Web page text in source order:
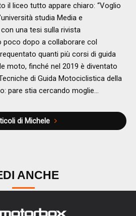
il liceo tutto appare chiaro: “Voglio
studia Media e
una tesi sulla rivista
poco dopo a collaborare col
quanti più corsi di guida
moto, finché nel 2019 è diventato
di Guida Motociclistica della
pare stia cercando moglie…
di Michele
ANCHE